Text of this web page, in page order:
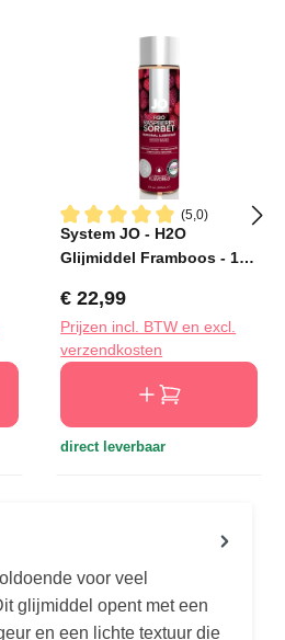
van 5 van 5 sterren
(5,0)
Gemiddelde waardering van
System JO - H2O
Glijmiddel Framboos - 120
Normale prijs:
€ 22,99
Prijzen incl. BTW en excl.
verzendkosten
direct leverbaar
voor veel
glijmiddel opent met een
en een lichte textuur die